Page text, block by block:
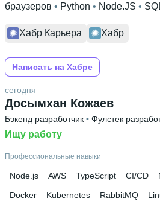
браузеров • Python • Node.JS •
Хабр Карьера Хабр
Написать на Хабре
Досымхан Кожаев
сегодня
Бэкенд разработчик • Фулстек
Ищу работу
Профессиональные навыки
Node.js AWS TypeScript CI/CD
Docker
Kubernetes RabbitMQ